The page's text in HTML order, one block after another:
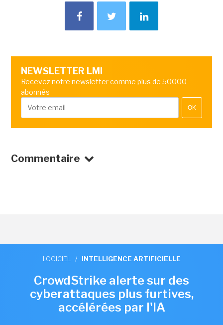
NEWSLETTER LMI
Recevez notre newsletter comme plus de 50000
abonnés
OK
Commentaire
LOGICIEL / INTELLIGENCE ARTIFICIELLE
CrowdStrike alerte sur des
cyberattaques plus furtives,
accélérées par l'IA